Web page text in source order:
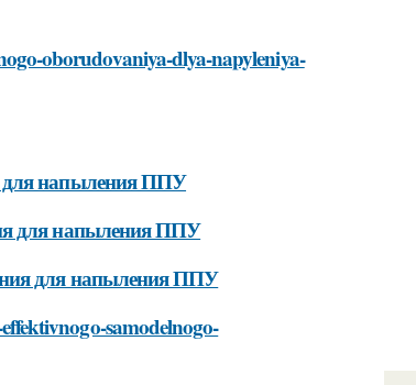
oborudovaniya-dlya-napyleniya-
для напыления ППУ
для напыления ППУ
для напыления ППУ
samodelnogo-